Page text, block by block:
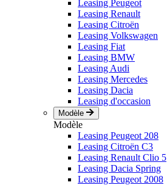
Leasing Peugeot
Leasing Renault
Leasing Citroën
Leasing Volkswagen
Leasing Fiat
Leasing BMW
Leasing Audi
Leasing Mercedes
Leasing Dacia
Leasing d'occasion
Modèle
Modèle
Leasing Peugeot 208
Leasing Citroën C3
Leasing Renault Clio 5
Leasing Dacia Spring
Leasing Peugeot 2008